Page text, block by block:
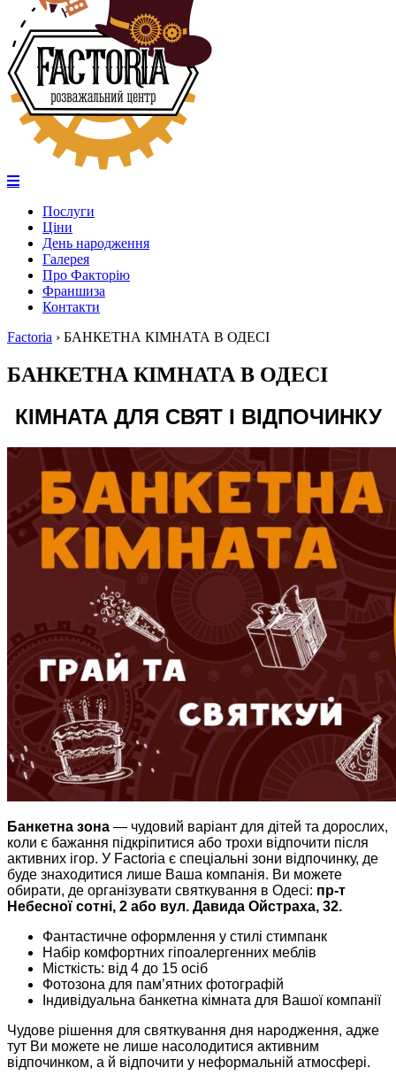
Послуги
Ціни
День народження
Галерея
Про Факторію
Франшиза
Контакти
Factoria › БАНКЕТНА КІМНАТА В ОДЕСІ
БАНКЕТНА КІМНАТА В ОДЕСІ
КІМНАТА ДЛЯ СВЯТ І ВІДПОЧИНКУ
Банкетна зона — чудовий варіант для дітей та дорослих,
коли є бажання підкріпитися або трохи відпочити після
активних ігор. У Factoria є спеціальні зони відпочинку, де
буде знаходитися лише Ваша компанія. Ви можете
обирати, де організувати святкування в Одесі: пр-т
Небесної сотні, 2 або вул. Давида Ойстраха, 32.
Фантастичне оформлення у стилі стимпанк
Набір комфортних гіпоалергенних меблів
Місткість: від 4 до 15 осіб
Фотозона для пам’ятних фотографій
Індивідуальна банкетна кімната для Вашої компанії
Чудове рішення для святкування дня народження, адже
тут Ви можете не лише насолодитися активним
відпочинком, а й відпочити у неформальній атмосфері.